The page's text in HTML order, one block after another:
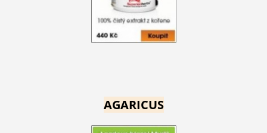
AGARICUS